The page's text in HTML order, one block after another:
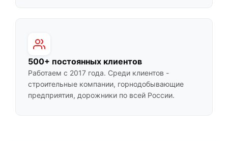
500+ постоянных клиентов
Работаем с 2017 года. Среди клиентов -
строительные компании, горнодобывающие
предприятия, дорожники по всей России.